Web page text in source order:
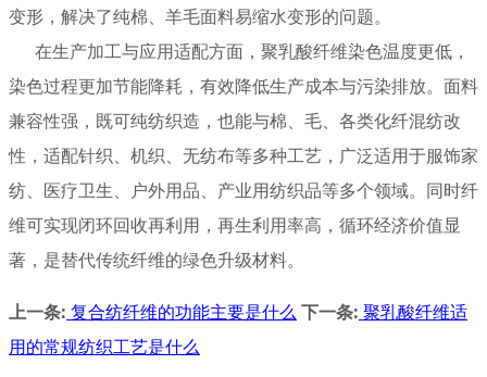
变形，解决了纯棉、羊毛面料易缩水变形的问题。
在生产加工与应用适配方面，聚乳酸纤维染色温度更低，
染色过程更加节能降耗，有效降低生产成本与污染排放。面料
兼容性强，既可纯纺织造，也能与棉、毛、各类化纤混纺改
性，适配针织、机织、无纺布等多种工艺，广泛适用于服饰家
纺、医疗卫生、户外用品、产业用纺织品等多个领域。同时纤
维可实现闭环回收再利用，再生利用率高，循环经济价值显
著，是替代传统纤维的绿色升级材料。
上一条: 复合纺纤维的功能主要是什么 下一条: 聚乳酸纤维适
用的常规纺织工艺是什么